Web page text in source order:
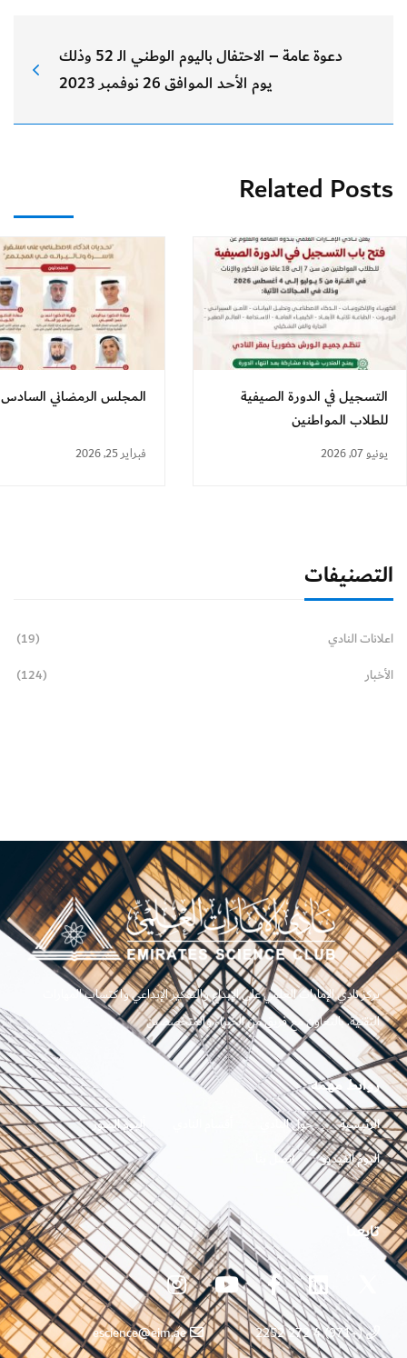
التصنيفات
اعلانات النادي
(19)
الأخبار
(124)
دعوة عامة – الاحتفال باليوم الوطني الـ 52 وذلك
يوم الأحد الموافق 26 نوفمبر 2023
Related Posts
التسجيل في الدورة الصيفية
للطلاب المواطنين
يونيو 07, 2026
المجلس الرمضاني
فبراير 25, 2026
يركز نادي الإمارات العلمي على الإبداع والتفكير الإبداعي واكتساب المهارات
التقنية. بالتعاون مع فريق من الخبراء والمتخصصين
روابط مهمه
الرئيسية حول النادي
ألبوم الصور
ألبوم الفيديو
اتصل بنا
تابعنا
(+971) 4 272 2252
escience@eim.ae